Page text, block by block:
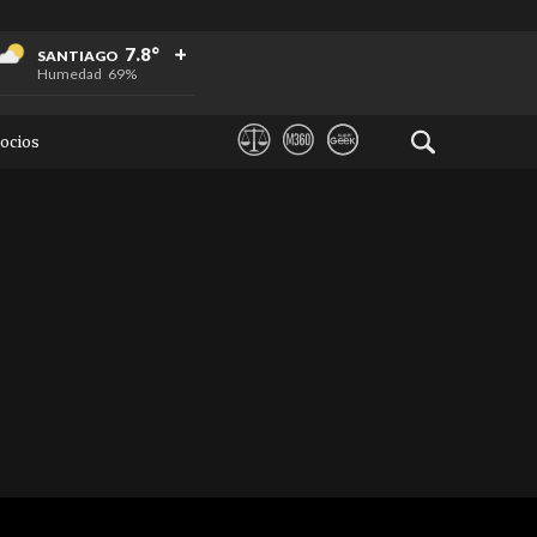
SANTIAGO 7.8°
Humedad 69%
+
+
+